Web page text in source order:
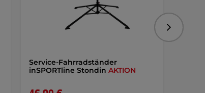
Service-Fahrradständer
inSPORTline Stondin AKTION
Folgend